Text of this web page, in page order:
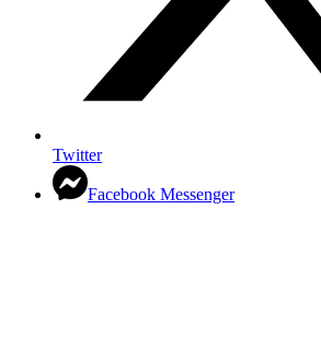
Twitter
Facebook Messenger